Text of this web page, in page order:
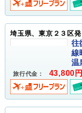
埼玉県、東京２３区発
往
線
温
旅行代金： 43,800